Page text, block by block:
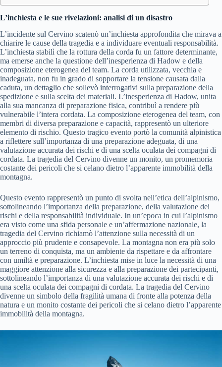
L’inchiesta e le sue rivelazioni: analisi di un disastro
L’incidente sul Cervino scatenò un’inchiesta approfondita che mirava a
chiarire le cause della tragedia e a individuare eventuali responsabilità.
L’inchiesta stabilì che la rottura della corda fu un fattore determinante,
ma emerse anche la questione dell’inesperienza di Hadow e della
composizione eterogenea del team. La corda utilizzata, vecchia e
inadeguata, non fu in grado di sopportare la tensione causata dalla
caduta, un dettaglio che sollevò interrogativi sulla preparazione della
spedizione e sulla scelta dei materiali. L’inesperienza di Hadow, unita
alla sua mancanza di preparazione fisica, contribuì a rendere più
vulnerabile l’intera cordata. La composizione eterogenea del team, con
membri di diversa preparazione e capacità, rappresentò un ulteriore
elemento di rischio. Questo tragico evento portò la comunità alpinistica
a riflettere sull’importanza di una preparazione adeguata, di una
valutazione accurata dei rischi e di una scelta oculata dei compagni di
cordata. La tragedia del Cervino divenne un monito, un promemoria
costante dei pericoli che si celano dietro l’apparente immobilità della
montagna.
Questo evento rappresentò un punto di svolta nell’etica dell’alpinismo,
sottolineando l’importanza della preparazione, della valutazione dei
rischi e della responsabilità individuale. In un’epoca in cui l’alpinismo
era visto come una sfida personale e un’affermazione nazionale, la
tragedia del Cervino richiamò l’attenzione sulla necessità di un
approccio più prudente e consapevole. La montagna non era più solo
un terreno di conquista, ma un ambiente da rispettare e da affrontare
con umiltà e preparazione. L’inchiesta mise in luce la necessità di una
maggiore attenzione alla sicurezza e alla preparazione dei partecipanti,
sottolineando l’importanza di una valutazione accurata dei rischi e di
una scelta oculata dei compagni di cordata. La tragedia del Cervino
divenne un simbolo della fragilità umana di fronte alla potenza della
natura e un monito costante dei pericoli che si celano dietro l’apparente
immobilità della montagna.